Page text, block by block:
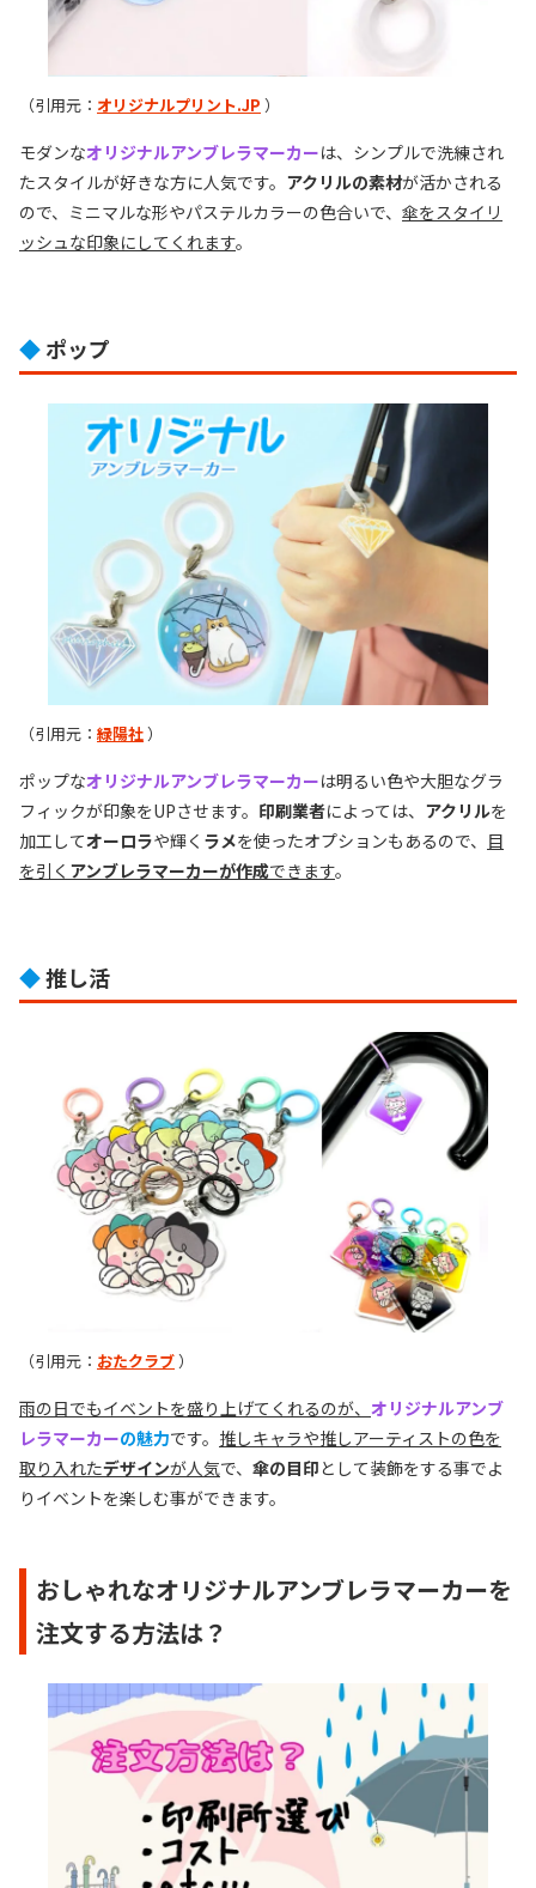
（引用元： オリジナルプリント.JP ）
モダンなオリジナルアンブレラマーカーは、シンプルで洗練され
たスタイルが好きな方に人気です。 アクリルの素材が活かされる
ので、ミニマルな形やパステルカラーの色合いで、 傘をスタイリ
ッシュな印象にしてくれます。
◆ポップ
（引用元： 緑陽社）
ポップなオリジナルアンブレラマーカーは明るい色や大胆なグラ
フィックが印象をUPさせます。 印刷業者によっては、 アクリルを
加工してオーロラや輝く ラメを使ったオプションもあるので、 目
を引く アンブレラマーカーが作成できます。
◆推し活
（引用元： おたクラブ）
雨の日でもイベントを盛り上げてくれるのが、 オリジナルアンブ
レラマーカーの魅力です。 推しキャラや推しアーティストの色を
取り入れたデザインが人気で、 傘の目印として装飾をする事でよ
りイベントを楽しむ事ができます。
おしゃれなオリジナルアンブレラマーカーを
注文する方法は？